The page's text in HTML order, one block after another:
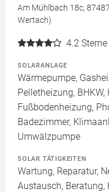
Am Mühlbach 18c,
Wertach)
4.2
SOLARANLAGE
Wärmepumpe,
Pelletheizung,
Fußbodenheizung,
Badezimmer,
Umwälzpumpe
SOLAR TÄTIGKEITEN
Wartung, Reparatur,
Austausch, Beratung,